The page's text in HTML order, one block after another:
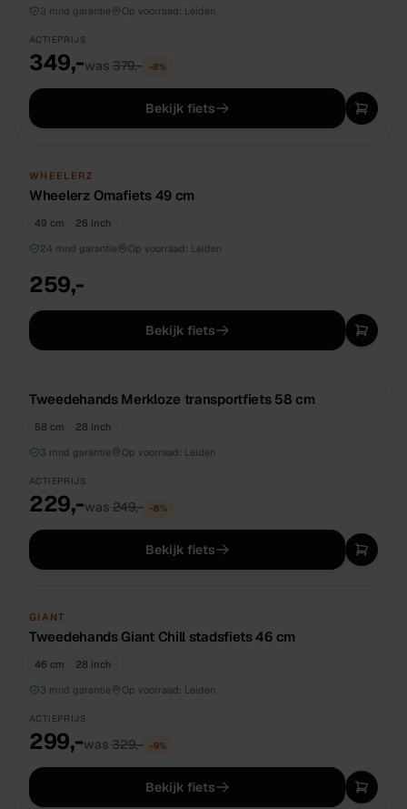
3 mnd garantie
Op voorraad: Leiden
ACTIEPRIJS
349,-was 379,- −8%
Bekijk fiets
NIEUW
WHEELERZ
Wheelerz Omafiets 49 cm
49 cm
26 inch
24 mnd garantie
Op voorraad: Leiden
259,-
Bekijk fiets
TWEEDEHANDS
Tweedehands Merkloze transportfiets 58 cm
58 cm
28 inch
3 mnd garantie
Op voorraad: Leiden
ACTIEPRIJS
229,-was 249,- −8%
Bekijk fiets
TWEEDEHANDS
GIANT
Tweedehands Giant Chill stadsfiets 46 cm
46 cm
28 inch
3 mnd garantie
Op voorraad: Leiden
ACTIEPRIJS
299,-was 329,- −9%
Bekijk fiets